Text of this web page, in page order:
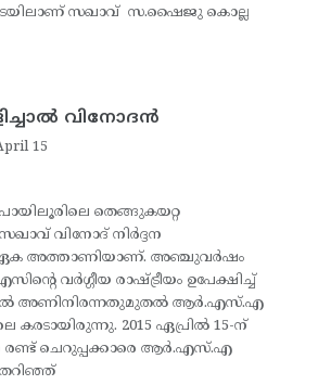
സഖാവ് സ.ഷൈജു കൊല്ല
വിനോദന്‍
15
തെങ്ങുകയറ്റ
വിനോദ് നിര്‍ദ്ദന
ഏക അത്താണിയാണ്. അഞ്ചുവര്‍ഷം
വര്‍ഗ്ഗീയ രാഷ്ട്രീയം ഉപേക്ഷിച്ച്
അണിനിരന്നതുമുതല്‍ ആര്‍.എസ്.എ
കരടായിരുന്നു. 2015 ഏപ്രില്‍ 15-ന്
രണ്ട് ചെറുപ്പക്കാരെ ആര്‍.എസ്.എ